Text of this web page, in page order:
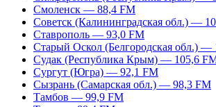
Смоленск — 88,4 FM
Советск (Калининградская обл.) —
Ставрополь — 93,0 FM
Старый Оскол (Белгородская обл.) —
Судак (Республика Крым) — 105,6
Сургут (Югра) — 92,1 FM
Сызрань (Самарская обл.) — 98,3 FM
Тамбов — 99,9 FM